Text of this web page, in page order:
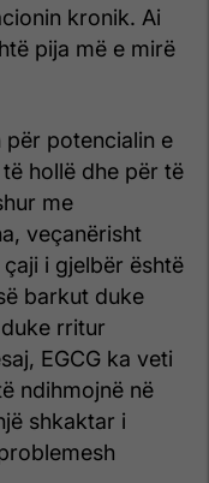
kronik. Ai
pija më e mirë
për potencialin e
hollë dhe për të
me
veçanërisht
i gjelbër është
barkut duke
rritur
EGCG ka veti
ndihmojnë në
shkaktar i